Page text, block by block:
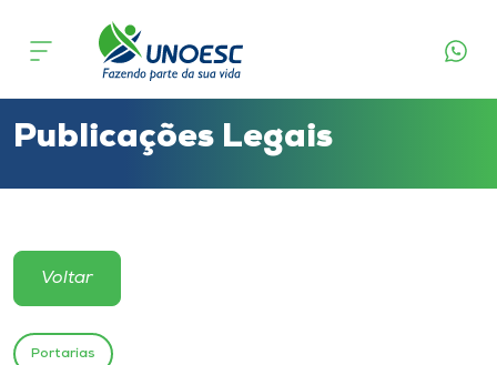
Cursos
Atendimento ao Estudante
Portal de Ensino
Publicações Legais
Voltar
Portarias